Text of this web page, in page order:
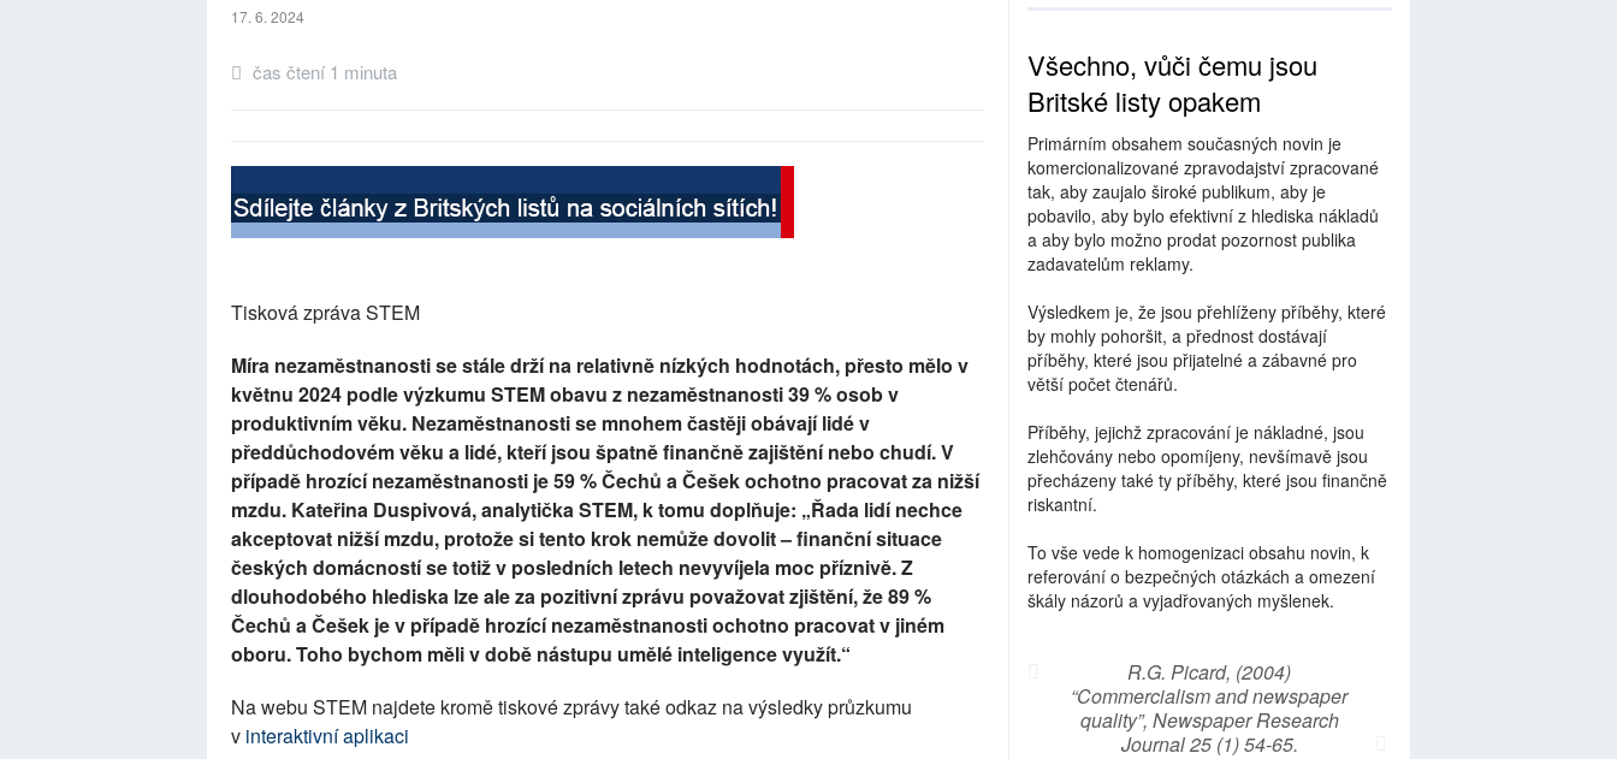
17. 6. 2024
čas čtení 1 minuta
Tisková zpráva STEM
Míra nezaměstnanosti se stále drží na relativně nízkých hodnotách, přesto mělo v
květnu 2024 podle výzkumu STEM obavu z nezaměstnanosti 39 % osob v
produktivním věku. Nezaměstnanosti se mnohem častěji obávají lidé v
předdůchodovém věku a lidé, kteří jsou špatně finančně zajištění nebo chudí. V
případě hrozící nezaměstnanosti je 59 % Čechů a Češek ochotno pracovat za nižší
mzdu. Kateřina Duspivová, analytička STEM, k tomu doplňuje: „Řada lidí nechce
akceptovat nižší mzdu, protože si tento krok nemůže dovolit – finanční situace
českých domácností se totiž v posledních letech nevyvíjela moc příznivě. Z
dlouhodobého hlediska lze ale za pozitivní zprávu považovat zjištění, že 89 %
Čechů a Češek je v případě hrozící nezaměstnanosti ochotno pracovat v jiném
oboru. Toho bychom měli v době nástupu umělé inteligence využít.“
Na webu STEM najdete kromě tiskové zprávy také odkaz na výsledky průzkumu
v interaktivní aplikaci
Všechno, vůči čemu jsou
Britské listy opakem
Primárním obsahem současných novin je
komercionalizované zpravodajství zpracované
tak, aby zaujalo široké publikum, aby je
pobavilo, aby bylo efektivní z hlediska nákladů
a aby bylo možno prodat pozornost publika
zadavatelům reklamy.
Výsledkem je, že jsou přehlíženy příběhy, které
by mohly pohoršit, a přednost dostávají
příběhy, které jsou přijatelné a zábavné pro
větší počet čtenářů.
Příběhy, jejichž zpracování je nákladné, jsou
zlehčovány nebo opomíjeny, nevšímavě jsou
přecházeny také ty příběhy, které jsou finančně
riskantní.
To vše vede k homogenizaci obsahu novin, k
referování o bezpečných otázkách a omezení
škály názorů a vyjadřovaných myšlenek.
R.G. Picard, (2004)
“Commercialism and newspaper
quality”, Newspaper Research
Journal 25 (1) 54-65.